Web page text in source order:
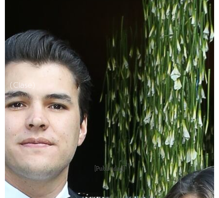
(Clase)
[Publicidad]